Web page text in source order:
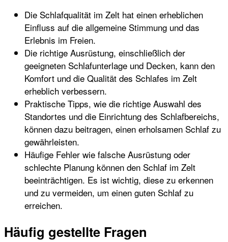
Die Schlafqualität im Zelt hat einen erheblichen
Einfluss auf die allgemeine Stimmung und das
Erlebnis im Freien.
Die richtige Ausrüstung, einschließlich der
geeigneten Schlafunterlage und Decken, kann den
Komfort und die Qualität des Schlafes im Zelt
erheblich verbessern.
Praktische Tipps, wie die richtige Auswahl des
Standortes und die Einrichtung des Schlafbereichs,
können dazu beitragen, einen erholsamen Schlaf zu
gewährleisten.
Häufige Fehler wie falsche Ausrüstung oder
schlechte Planung können den Schlaf im Zelt
beeinträchtigen. Es ist wichtig, diese zu erkennen
und zu vermeiden, um einen guten Schlaf zu
erreichen.
Häufig gestellte Fragen